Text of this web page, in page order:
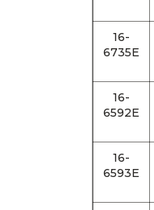
16-
6735E
16-
6592E
16-
6593E